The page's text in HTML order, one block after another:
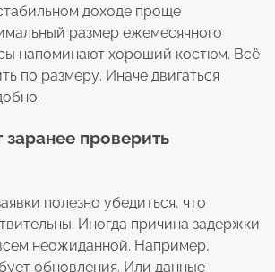
доходе проще
размер ежемесячного
напоминают хороший костюм. Всё
по размеру. Иначе двигаться
заранее проверить
полезно убедиться, что
Иногда причина задержки
неожиданной. Например,
обновления. Или данные